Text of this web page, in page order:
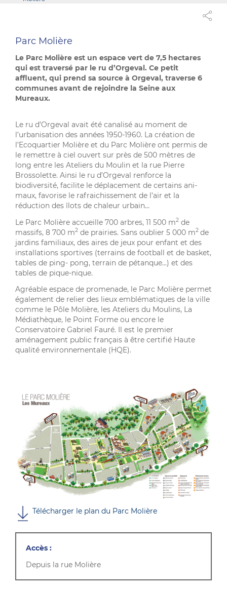
Parc Molière
Le Parc Molière est un espace vert de 7,5 hectares
qui est traversé par le ru d’Orgeval. Ce petit
affluent, qui prend sa source à Orgeval, traverse 6
communes avant de rejoindre la Seine aux
Mureaux.
Le ru d’Orgeval avait été canalisé au moment de
l’urbanisation des années 1950-1960. La création de
l’Ecoquartier Molière et du Parc Molière ont permis de
le remettre à ciel ouvert sur près de 500 mètres de
long entre les Ateliers du Moulin et la rue Pierre
Brossolette. Ainsi le ru d’Orgeval renforce la
biodiversité, facilite le déplacement de certains ani-
maux, favorise le rafraichissement de l’air et la
réduction des îlots de chaleur urbain…
Le Parc Molière accueille 700 arbres, 11 500 m2 de
massifs, 8 700 m2 de prairies. Sans oublier 5 000 m2 de
jardins familiaux, des aires de jeux pour enfant et des
installations sportives (terrains de football et de basket,
tables de ping- pong, terrain de pétanque…) et des
tables de pique-nique.
Agréable espace de promenade, le Parc Molière permet
également de relier des lieux emblématiques de la ville
comme le Pôle Molière, les Ateliers du Moulins, La
Médiathèque, le Point Forme ou encore le
Conservatoire Gabriel Fauré. Il est le premier
aménagement public français à être certifié Haute
qualité environnementale (HQE).
Télécharger le plan du Parc Molière
Accès :
Depuis la rue Molière